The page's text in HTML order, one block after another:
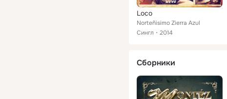
Loco
Norteñisimo Zierra Azul
Сингл
2014
Сборники